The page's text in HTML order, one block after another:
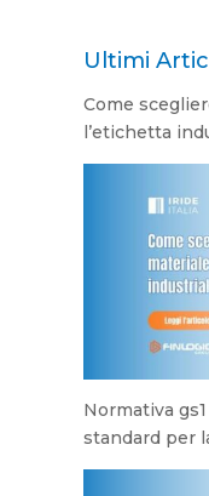
Ultimi
Come
l’etichetta
Normativa
standard per